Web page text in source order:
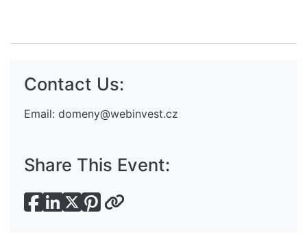
Contact Us:
Email: domeny@webinvest.cz
Share This Event: